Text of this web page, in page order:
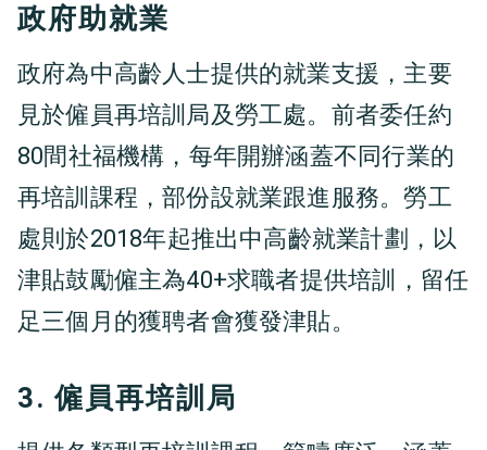
政府助就業
政府為中高齡人士提供的就業支援，主要
見於僱員再培訓局及勞工處。前者委任約
80間社福機構，每年開辦涵蓋不同行業的
再培訓課程，部份設就業跟進服務。勞工
處則於2018年起推出中高齡就業計劃，以
津貼鼓勵僱主為40+求職者提供培訓，留任
足三個月的獲聘者會獲發津貼。
3. 僱員再培訓局